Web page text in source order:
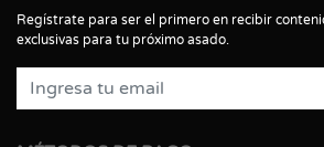
Regístrate para ser el primero en recibir
exclusivas para tu próximo asado.